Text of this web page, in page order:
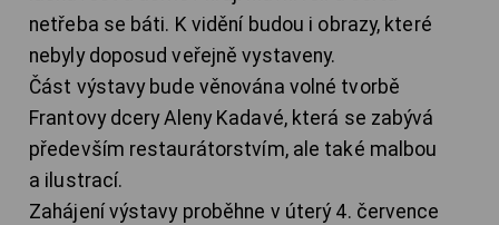
netřeba se báti. K vidění budou i obrazy, které
nebyly doposud veřejně vystaveny.
Část výstavy bude věnována volné tvorbě
Frantovy dcery Aleny Kadavé, která se zabývá
především restaurátorstvím, ale také malbou
a ilustrací.
Zahájení výstavy proběhne v úterý 4. července